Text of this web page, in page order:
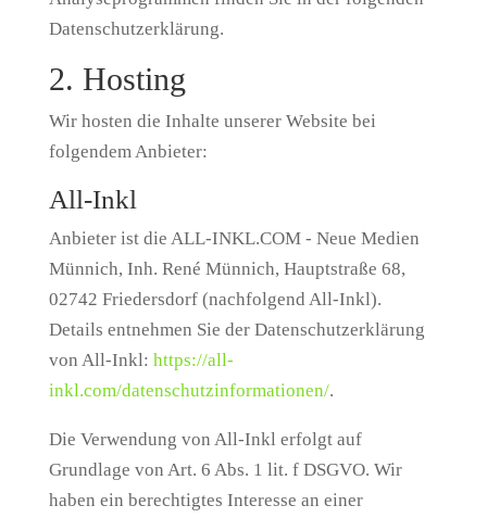
Datenschutzerklärung.
2. Hosting
Wir hosten die Inhalte unserer Website bei
folgendem Anbieter:
All-Inkl
Anbieter ist die ALL-INKL.COM - Neue Medien
Münnich, Inh. René Münnich, Hauptstraße 68,
02742 Friedersdorf (nachfolgend All-Inkl).
Details entnehmen Sie der Datenschutzerklärung
von All-Inkl: https://all-
inkl.com/datenschutzinformationen/.
Die Verwendung von All-Inkl erfolgt auf
Grundlage von Art. 6 Abs. 1 lit. f DSGVO. Wir
haben ein berechtigtes Interesse an einer